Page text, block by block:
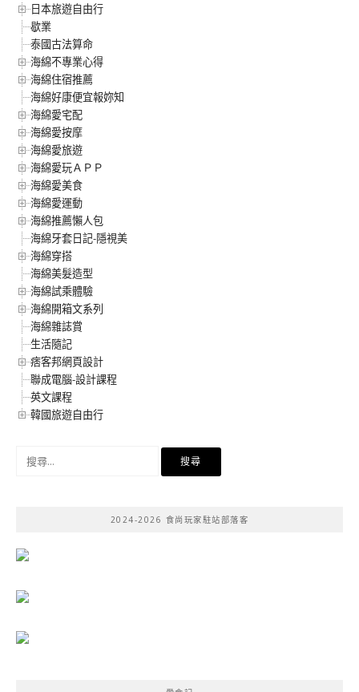
日本旅遊自由行
歇業
泰國古法算命
海綿不專業心得
海綿住宿推薦
海綿好康便宜報妳知
海綿愛宅配
海綿愛按摩
海綿愛旅遊
海綿愛玩ＡＰＰ
海綿愛美食
海綿愛運動
海綿推薦懶人包
海綿牙套日記-隱視美
海綿穿搭
海綿美髮造型
海綿試乘體驗
海綿開箱文系列
海綿雜誌賞
生活隨記
痞客邦網頁設計
聯成電腦-設計課程
英文課程
韓國旅遊自由行
2024-2026 食尚玩家駐站部落客